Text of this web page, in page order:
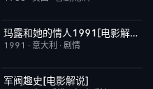
已完结 6.1玛露和她的情人1991[电影解说]
1991 · 意大利 · 剧情
已完结
军阀趣史[电影解说]